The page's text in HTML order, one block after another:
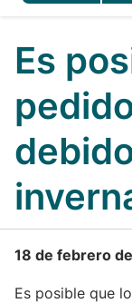
Es
18 de febrero
Es posible que